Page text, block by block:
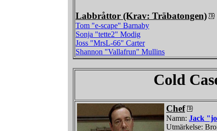
Labbråttor (Krav: Träbatongen)
Tom "e-scape" Barnaby
Sonja "tette2" Modig
Joss "MrsL-66" Carter
Shannon "Vallafrun" Mullins
Cold
Chef
Namn: Jack
Utmärkelse: